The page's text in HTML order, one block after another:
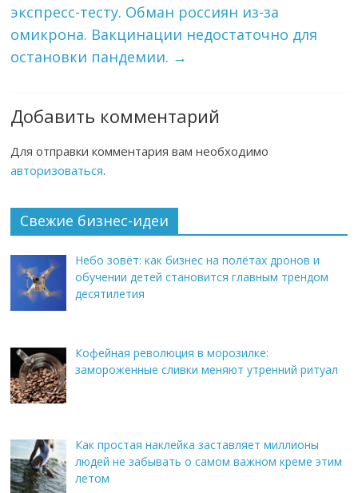
экспресс-тесту. Обман россиян из-за
омикрона. Вакцинации недостаточно для
остановки пандемии. →
Добавить комментарий
Для отправки комментария вам необходимо
авторизоваться.
Свежие бизнес-идеи
Небо зовёт: как бизнес на полётах дронов и
обучении детей становится главным трендом
десятилетия
Кофейная революция в морозилке:
замороженные сливки меняют утренний ритуал
Как простая наклейка заставляет миллионы
людей не забывать о самом важном креме этим
летом